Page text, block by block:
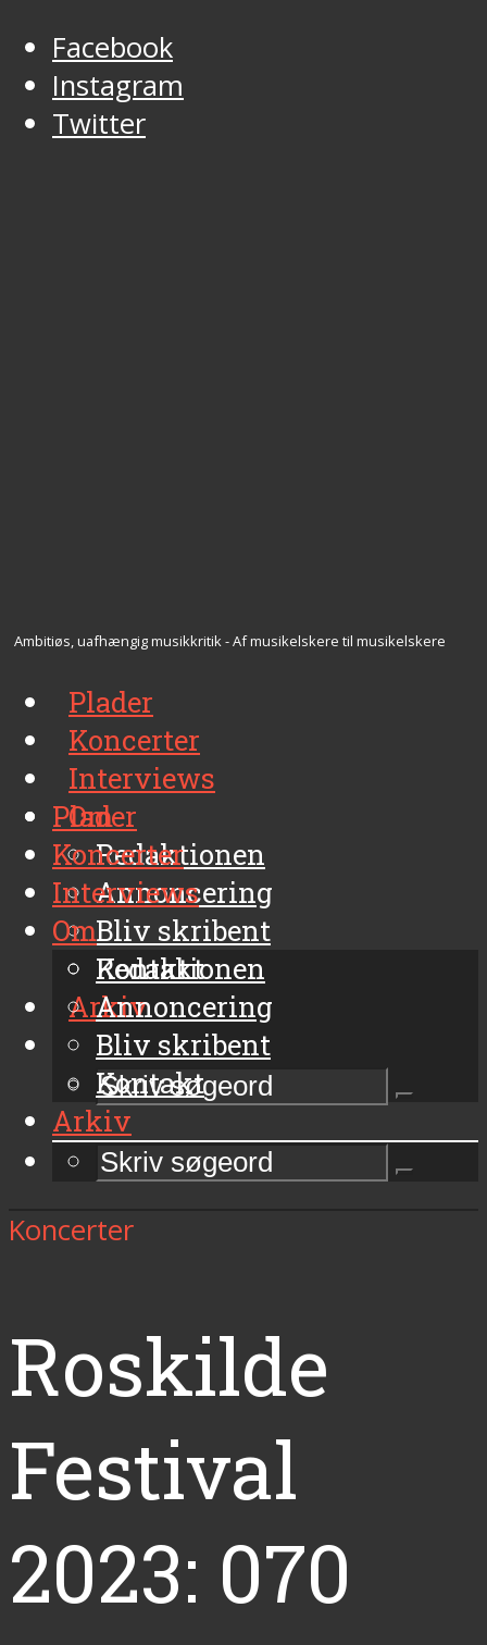
Facebook
Instagram
Twitter
Ambitiøs, uafhængig musikkritik - Af musikelskere til musikelskere
Plader
Koncerter
Interviews
Om
Redaktionen
Annoncering
Bliv skribent
Kontakt
Arkiv
Plader
Koncerter
Interviews
Om
Redaktionen
Annoncering
Bliv skribent
Kontakt
Arkiv
Koncerter
Roskilde
Festival
2023: 070